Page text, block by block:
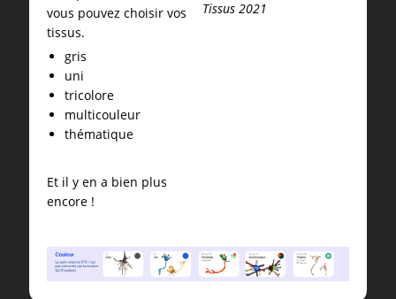
vous pouvez choisir vos
tissus.
gris
uni
tricolore
multicouleur
thématique
Et il y en a bien plus
encore !
Tissus 2021